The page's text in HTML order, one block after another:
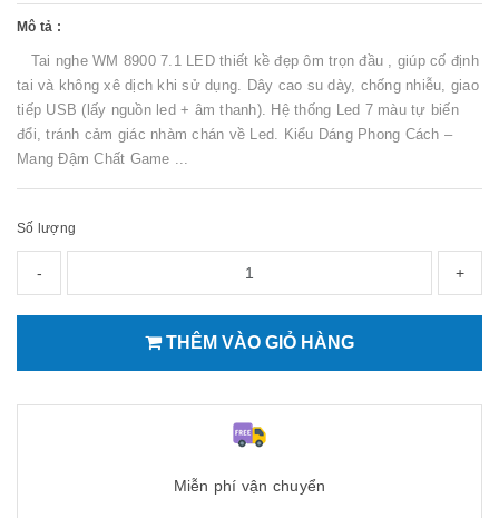
Mô tả :
Tai nghe WM 8900 7.1 LED thiết kề đẹp ôm trọn đầu , giúp cố định
tai và không xê dịch khi sử dụng. Dây cao su dày, chống nhiễu, giao
tiếp USB (lấy nguồn led + âm thanh). Hệ thống Led 7 màu tự biến
đổi, tránh cảm giác nhàm chán về Led. Kiểu Dáng Phong Cách –
Mang Đậm Chất Game ...
Số lượng
- +
THÊM VÀO GIỎ HÀNG
Miễn phí vận chuyển